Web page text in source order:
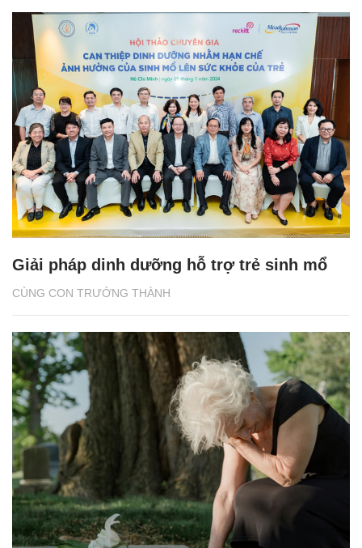
CÙNG CON TRƯỞNG THÀNH
Giải pháp dinh dưỡng hỗ trợ trẻ sinh mổ